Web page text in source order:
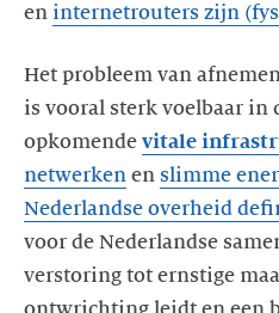
en internetrouters zijn
Het probleem van
is vooral sterk voelbaar in
opkomende vitale
netwerken en slimme
Nederlandse overheid
voor de Nederlandse
verstoring tot ernstige